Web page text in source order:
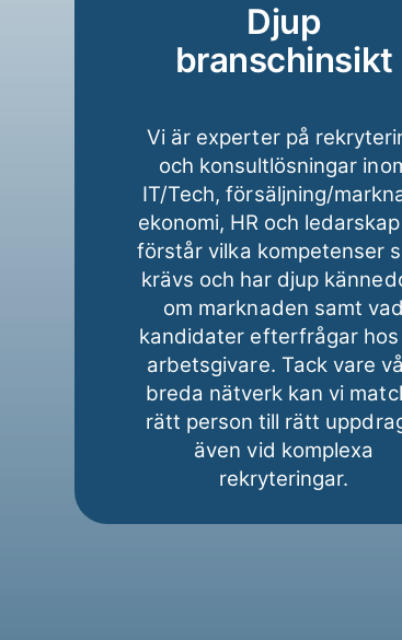
Djup
branschinsikt
Vi är experter på
och konsultlösningar
IT/Tech, försäljning/
ekonomi, HR och
förstår vilka kompetenser
krävs och har djup
om marknaden samt vad
kandidater efterfrågar hos
arbetsgivare. Tack vare
breda nätverk kan vi
rätt person till rätt
även vid komplexa
rekryteringar.